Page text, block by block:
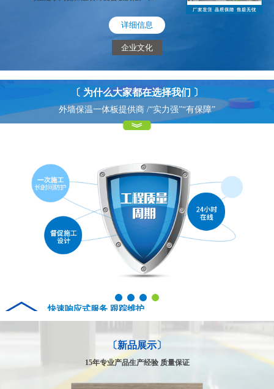
详细信息
企业文化
〔 为什么大家都在选择我们 〕
外墙保温一体板提供商 /“实力强”“有保障”
01
15年专业产品经验 质量保证
15 years of professional construction experience quality assurance
四川鑫磁源保温材料有限公司，实力强，质量保障
经工商部门严格审批注册的专业从事外墙保温一体板工程公司，凝聚
了丰富的行业经验，拥有专业的生产队伍和完善的施工流程；
04
快速响应式服务 跟踪维护
Fast response service tracking maintenance
专业的售后服务体系，让你得到的不仅仅是合作
公司拥有一支专业化的技术服务队伍，具有多年行业从事经验，能及
时、高效的为客户提供专业、科学、完善的整套系统解决方案 常年
〔新品展示〕
15年专业产品生产经验 质量保证